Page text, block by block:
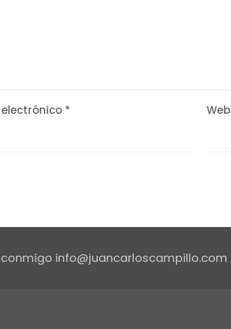
* Web
info@juancarloscampillo.com